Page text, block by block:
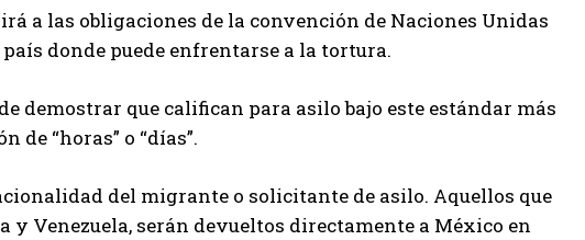
a las obligaciones de la convención de Naciones Unidas
donde puede enfrentarse a la tortura.
demostrar que califican para asilo bajo este estándar más
de “horas” o “días”.
del migrante o solicitante de asilo. Aquellos que
y Venezuela, serán devueltos directamente a México en